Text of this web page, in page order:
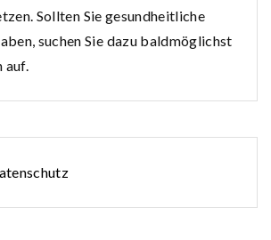
Sollten Sie gesundheitliche
suchen Sie dazu baldmöglichst